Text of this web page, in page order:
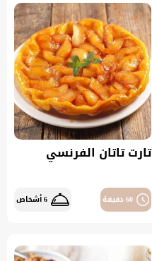
تارت تاتان الفرنسي
60 دقيقة 6 أشخاص